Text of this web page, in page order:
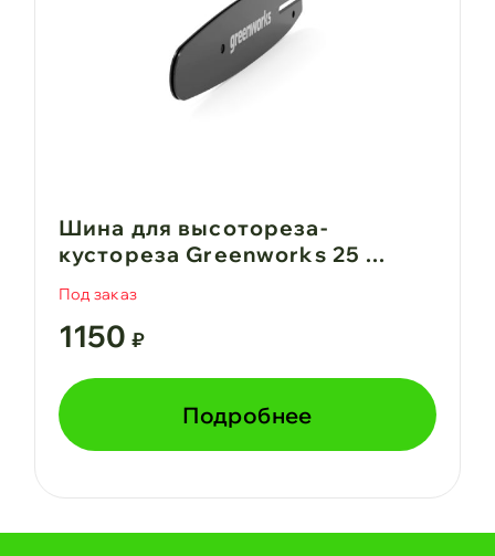
Шина для высотореза-
кустореза Greenworks 25 ...
Под заказ
1150 ₽
Подробнее